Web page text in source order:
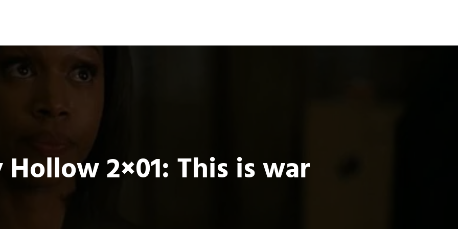
Comunidad de Ocio Online
Hollow 2×01: This is war